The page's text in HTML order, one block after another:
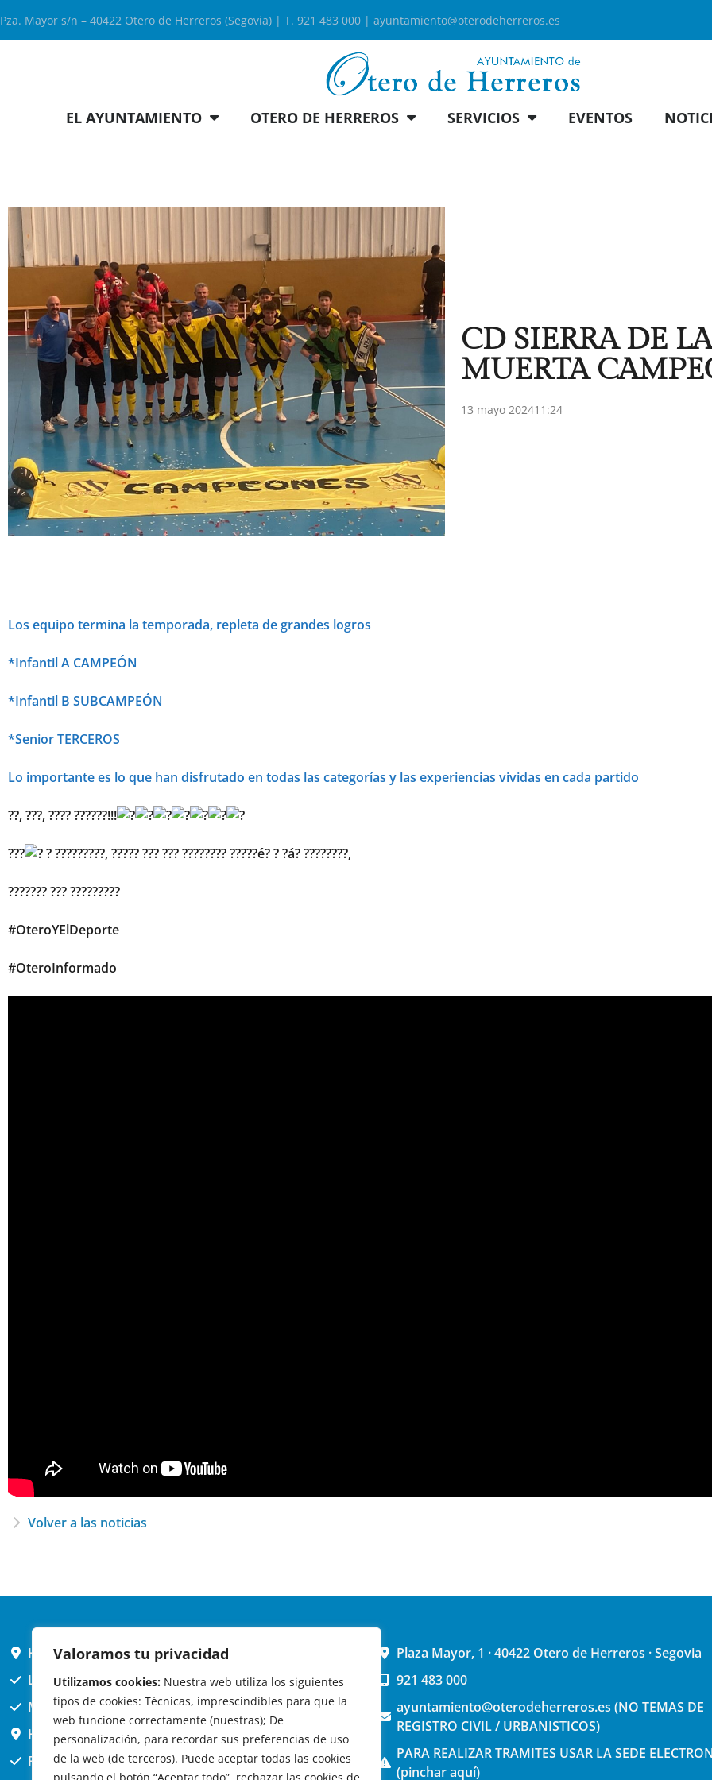
Valoramos tu privacidad
Utilizamos cookies: Nuestra web utiliza los siguientes
tipos de cookies: Técnicas, imprescindibles para que la
web funcione correctamente (nuestras); De
personalización, para recordar sus preferencias de uso
de la web (de terceros). Puede aceptar todas las cookies
Pza. Mayor s/n – 40422 Otero de Herreros (Segovia) | T. 921 483 000 | ayuntamiento@oterodeherreros.es
EL AYUNTAMIENTO OTERO DE HERREROS SERVICIOS EVENTOS
CD SIERRA DE
MUERTA
13 mayo 202411:24
Los equipo termina la temporada, repleta de grandes logros
*Infantil A CAMPEÓN
*Infantil B SUBCAMPEÓN
*Senior TERCEROS
Lo importante es lo que han disfrutado en todas las categorías y las experiencias vividas en cada partido
??, ???, ???? ??????!!!
??? ? ?????????, ????? ??? ??? ???????? ?????é? ? ?á? ????????,
??????? ??? ?????????
#OteroYElDeporte
#OteroInformado
Volver a las noticias
HORARIO AYUNTAMIENTO
L,X,J,V 9 a 14h
MARTES cerrado atención presencial
HORARIO ARQUITECTO
Presencial jueves 12h a 14:30
Plaza Mayor, 1 · 40422 Otero de Herreros · Segovia
921 483 000
ayuntamiento@oterodeherreros.es (NO TEMAS DE
REGISTRO CIVIL / URBANISTICOS)
PARA REALIZAR TRAMITES USAR LA SEDE
(pinchar aquí)